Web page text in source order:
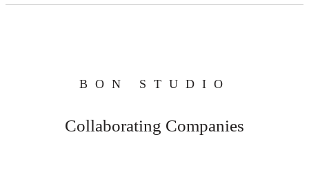
BON STUDIO
Collaborating Companies